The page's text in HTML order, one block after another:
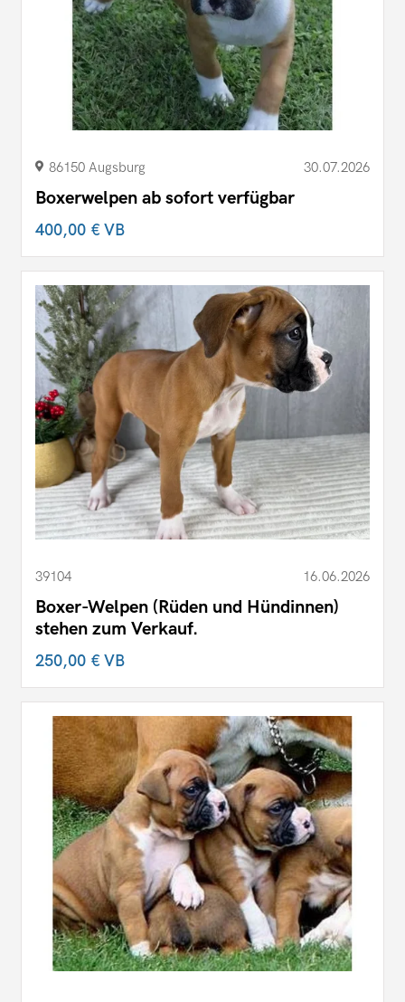
86150 Augsburg 30.07.2026
Boxerwelpen ab sofort verfügbar
400,00 €VB
39104 16.06.2026
Boxer-Welpen (Rüden und Hündinnen)
stehen zum Verkauf.
250,00 €VB